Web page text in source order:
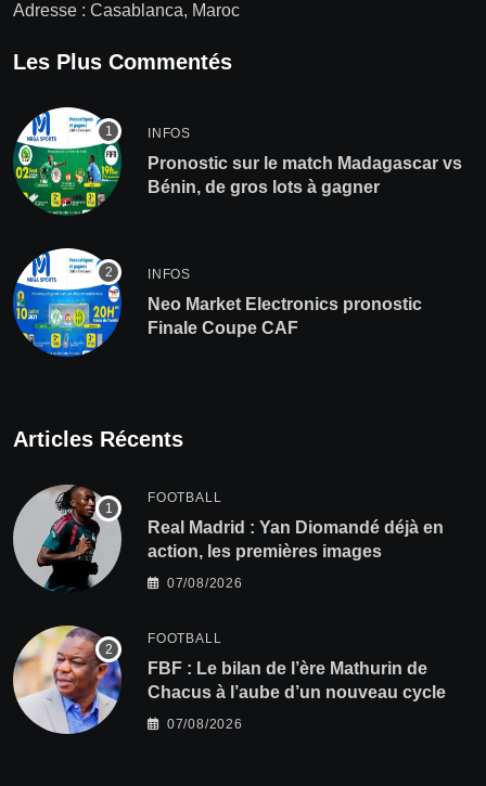
Adresse : Casablanca, Maroc
Les Plus Commentés
INFOS
Pronostic sur le match Madagascar vs
Bénin, de gros lots à gagner
INFOS
Neo Market Electronics pronostic
Finale Coupe CAF
Articles Récents
FOOTBALL
Real Madrid : Yan Diomandé déjà en
action, les premières images
07/08/2026
FOOTBALL
FBF : Le bilan de l’ère Mathurin de
Chacus à l’aube d’un nouveau cycle
07/08/2026